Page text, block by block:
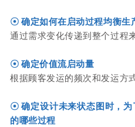
☉确定如何在启动过程均衡生
通过需求变化传递到整个过程
☉确定价值流启动量
根据顾客发运的频次和发运方
☉确定设计未来状态图时，
的哪些过程